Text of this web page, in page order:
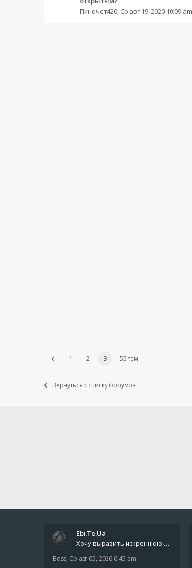
Пиночет420, Ср авг 19, 2020 10:09 am
1 2 3 55 тем
Вернуться к списку форумов
Ebi.Te.Ua
Хочу выразить искреннюю благодарность всем анонимным пользователям, которые поддержали наше сообщество финансово. Благод
Boss, Ср авг 05, 2026 6:45 pm